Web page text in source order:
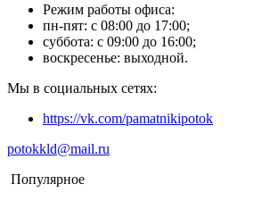
Режим работы офиса:
пн-пят: с 08:00 до 17:00;
суббота: с 09:00 до 16:00;
воскресенье: выходной.
Мы в социальных сетях:
https://vk.com/pamatnikipotok
potokkld@mail.ru
Популярное